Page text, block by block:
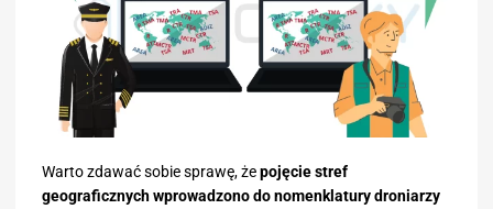
Warto zdawać sobie sprawę, żepojęcie stref
geograficznych wprowadzono do nomenklatury droniarzy